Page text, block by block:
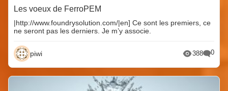
Les voeux de FerroPEM
|http://www.foundrysolution.com/|en] Ce sont les premiers, ce
ne seront pas les derniers. Je m’y associe.
piwi 388 0